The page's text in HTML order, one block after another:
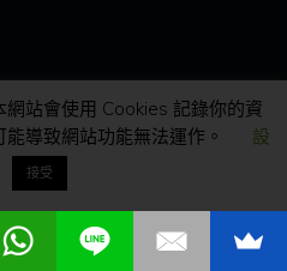
站會使用 Cookies 記錄你的資
導致網站功能無法運作。
設
接受